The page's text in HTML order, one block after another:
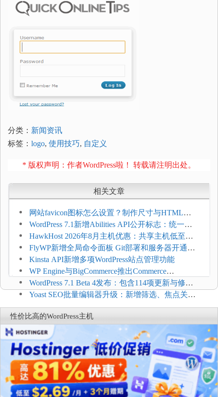
分类： 新闻资讯
标签： logo, 使用技巧, 自定义
* 版权声明：作者WordPress啦！ 转载请注明出处。
相关文章
网站favicon图标怎么设置？制作尺寸与HTML添
加方法
WordPress 7.1新增Abilities API公开标志：统一支
持REST API、MCP与AI代理
HawkHost 2026年8月主机优惠：共享主机低至
$2.61/月，高性能主机同步折扣
FlyWP新增全局命令面板 Git部署和服务器开通更
方便
Kinsta API新增多项WordPress站点管理功能
WP Engine与BigCommerce推出Commerce
Connect：WordPress商店可保留前台体验并扩展电
商能力
WordPress 7.1 Beta 4发布：包含114项更新与修
复，仅建议在测试环境体验
Yoast SEO批量编辑器升级：新增筛选、焦点关键
词与AI元数据草稿
性价比高的WordPress主机